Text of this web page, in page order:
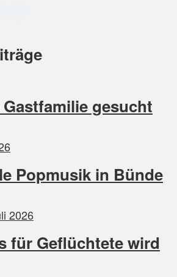
gesucht
Popmusik in Bünde
2026
für Geflüchtete wird